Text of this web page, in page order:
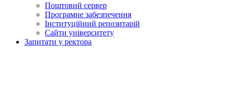
Поштовий сервер
Програмне забезпечення
Інституційний репозитарій
Сайти університету
Запитати у ректора